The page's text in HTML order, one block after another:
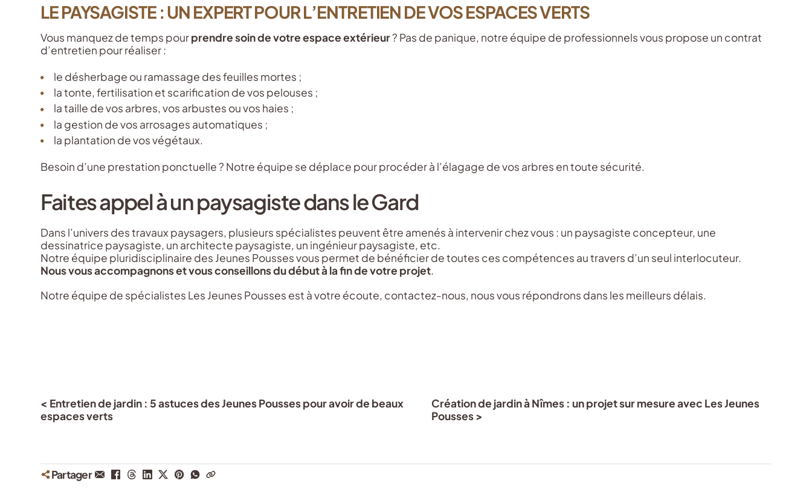
LE PAYSAGISTE : UN EXPERT POUR L’ENTRETIEN DE VOS ESPACES VERTS
Vous manquez de temps pourprendre soin de votre espace extérieur? Pas de panique, notre équipe de professionnels vous propose un contrat
d’entretien pour réaliser :
le désherbage ou ramassage des feuilles mortes ;
la tonte, fertilisation et scarification de vos pelouses ;
la taille de vos arbres, vos arbustes ou vos haies ;
la gestion de vos arrosages automatiques ;
la plantation de vos végétaux.
Besoin d’une prestation ponctuelle ? Notre équipe se déplace pour procéder à l’élagage de vos arbres en toute sécurité.
Faites appel à un paysagiste dans le Gard
Dans l’univers des travaux paysagers, plusieurs spécialistes peuvent être amenés à intervenir chez vous : un paysagiste concepteur, une
dessinatrice paysagiste, un architecte paysagiste, un ingénieur paysagiste, etc.
Notre équipe pluridisciplinaire des Jeunes Pousses vous permet de bénéficier de toutes ces compétences au travers d’un seul interlocuteur.
Nous vous accompagnons et vous conseillons du début à la fin de votre projet.
Notre équipe de spécialistes Les Jeunes Pousses est à votre écoute, contactez-nous, nous vous répondrons dans les meilleurs délais.
< Entretien de jardin : 5 astuces des Jeunes Pousses pour avoir de beaux
espaces verts
Création de jardin à Nîmes : un projet sur mesure avec Les Jeunes
Pousses >
Partager